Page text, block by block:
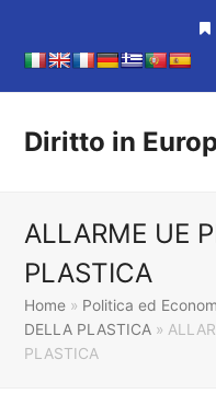
Diritto in
ALLARME UE
PLASTICA
Home » Politica ed
DELLA PLASTICA »
PLASTICA